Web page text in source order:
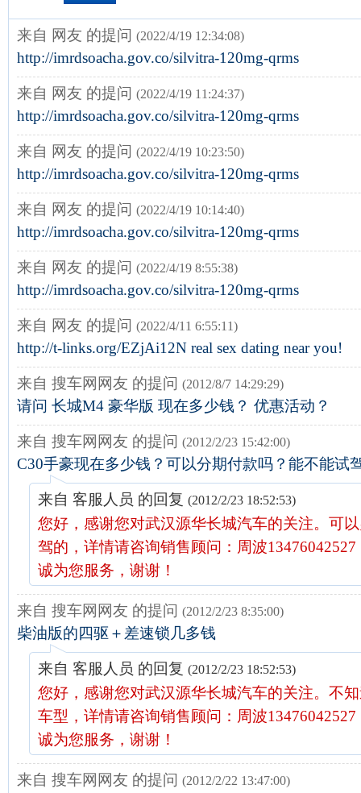
来自 网友 的提问 (2022/4/19 12:34:08)
http://imrdsoacha.gov.co/silvitra-120mg-qrms
来自 网友 的提问 (2022/4/19 11:24:37)
http://imrdsoacha.gov.co/silvitra-120mg-qrms
来自 网友 的提问 (2022/4/19 10:23:50)
http://imrdsoacha.gov.co/silvitra-120mg-qrms
来自 网友 的提问 (2022/4/19 10:14:40)
http://imrdsoacha.gov.co/silvitra-120mg-qrms
来自 网友 的提问 (2022/4/19 8:55:38)
http://imrdsoacha.gov.co/silvitra-120mg-qrms
来自 网友 的提问 (2022/4/11 6:55:11)
http://t-links.org/EZjAi12N real sex dating near you!
来自 搜车网网友 的提问 (2012/8/7 14:29:29)
请问 长城M4 豪华版 现在多少钱？ 优惠活动？
来自 搜车网网友 的提问 (2012/2/23 15:42:00)
C30手豪现在多少钱？可以分期付款吗？能不能试
来自 客服人员 的回复 (2012/2/23 18:52:53)
您好，感谢您对武汉源华长城汽车的关注。可
驾的，详情请咨询销售顾问：周波
诚为您服务，谢谢！
来自 搜车网网友 的提问 (2012/2/23 8:35:00)
柴油版的四驱＋差速锁几多钱
来自 客服人员 的回复 (2012/2/23 18:52:53)
您好，感谢您对武汉源华长城汽车的关注。不
车型，详情请咨询销售顾问：周波
诚为您服务，谢谢！
来自 搜车网网友 的提问 (2012/2/22 13:47:00)